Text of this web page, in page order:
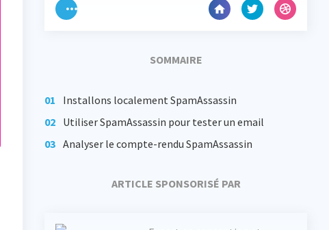
SOMMAIRE
Installons localement SpamAssassin
Utiliser SpamAssassin pour tester un email
Analyser le compte-rendu SpamAssassin
ARTICLE SPONSORISÉ PAR